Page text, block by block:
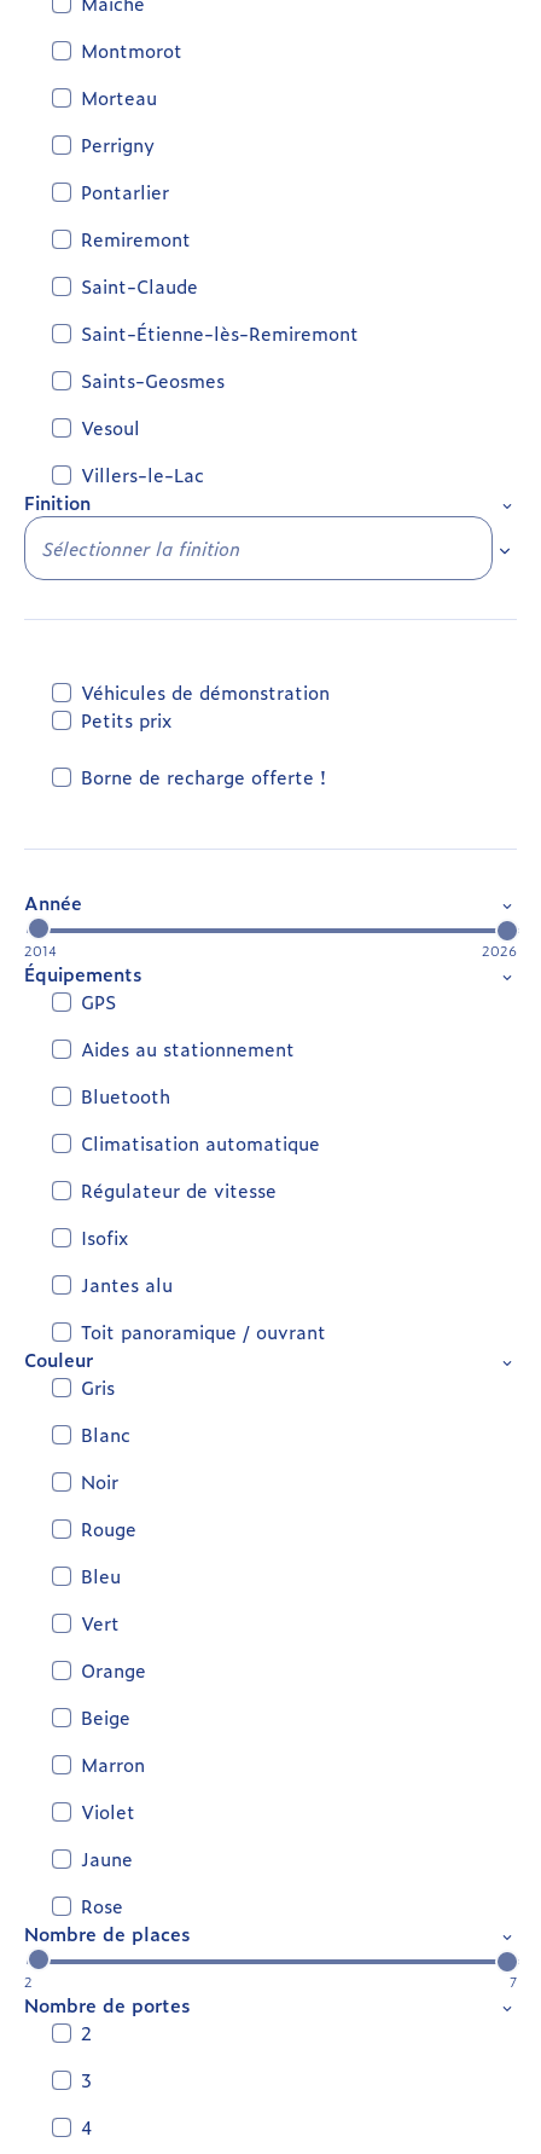
Montmorot
Morteau
Perrigny
Pontarlier
Remiremont
Saint-Claude
Saint-Étienne-lès-Remiremont
Saints-Geosmes
Vesoul
Villers-le-Lac
Finition
Véhicules de démonstration
Petits prix
Borne de recharge offerte !
Année
2014 2026
Équipements
GPS
Aides au stationnement
Bluetooth
Climatisation automatique
Régulateur de vitesse
Isofix
Jantes alu
Toit panoramique / ouvrant
Couleur
Gris
Blanc
Noir
Rouge
Bleu
Vert
Orange
Beige
Marron
Violet
Jaune
Rose
Nombre de places
2 7
Nombre de portes
2
3
4